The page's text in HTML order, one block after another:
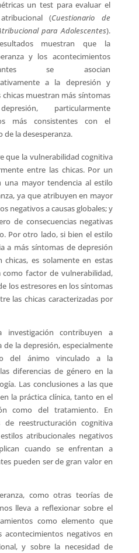
un test para evaluar el
(Cuestionario de
para Adolescentes).
muestran que la
y los acontecimientos
se asocian
a la depresión y
chicas muestran más síntomas
particularmente
más consistentes con el
de la desesperanza.
que la vulnerabilidad cognitiva
entre las chicas. Por un
una mayor tendencia al estilo
ya que atribuyen en mayor
negativos a causas globales; y
de consecuencias negativas
Por otro lado, si bien el estilo
a más síntomas de depresión
es solamente en estas
factor de vulnerabilidad,
los estresores en los síntomas
las chicas caracterizadas por
investigación contribuyen a
la depresión, especialmente
del ánimo vinculado a la
diferencias de género en la
Las conclusiones a las que
la práctica clínica, tanto en el
como del tratamiento. En
de reestructuración cognitiva
atribucionales negativos
cuando se enfrentan a
pueden ser de gran valor en
como otras teorías de
lleva a reflexionar sobre el
como elemento que
negativos en
y sobre la necesidad de